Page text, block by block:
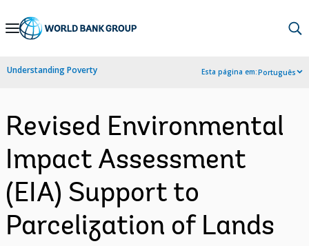
Skip
Navigation
Understanding Poverty Esta página em:Português
Revised Environmental
Impact Assessment
(EIA) Support to
Parcelization of Lands